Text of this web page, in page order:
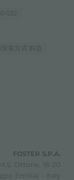
032
装方式 斜边
FOSTER S.P.A.
Ottone, 18-20
Emilia) - Italy